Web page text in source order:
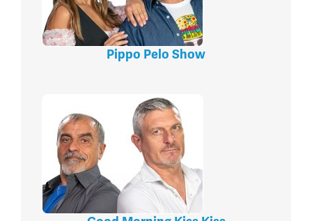
Pippo Pelo Show